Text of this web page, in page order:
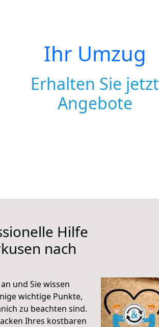
Ihr Umzug
Erhalten Sie jetzt
Angebote
Hilfe
nach
und Sie wissen
wichtige Punkte,
zu beachten sind.
Ihres kostbaren